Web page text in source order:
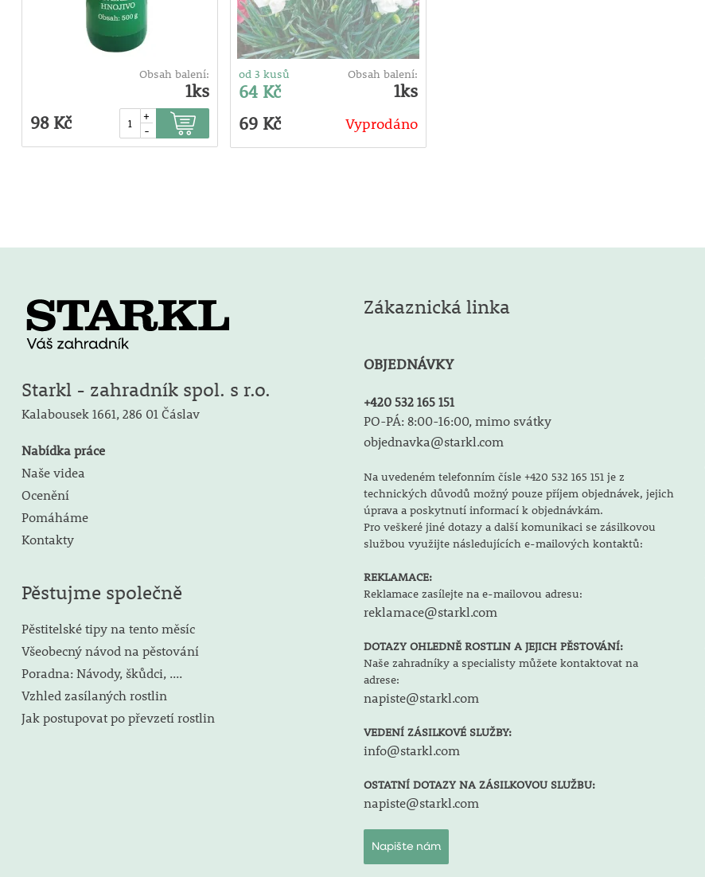
Obsah balení:
1ks
98 Kč
+
-
od 3 kusů
64 Kč
Obsah balení:
1ks
69 Kč
Vyprodáno
Starkl - zahradník spol. s r.o.
Kalabousek 1661, 286 01 Čáslav
Nabídka práce
Naše videa
Ocenění
Pomáháme
Kontakty
Pěstujme společně
Pěstitelské tipy na tento měsíc
Všeobecný návod na pěstování
Poradna: Návody, škůdci, ....
Vzhled zasílaných rostlin
Jak postupovat po převzetí rostlin
Zákaznická linka
OBJEDNÁVKY
+420 532 165 151
PO-PÁ: 8:00-16:00, mimo svátky
objednavka@starkl.com
Na uvedeném telefonním čísle +420 532 165 151 je z
technických důvodů možný pouze příjem objednávek, jejich
úprava a poskytnutí informací k objednávkám.
Pro veškeré jiné dotazy a další komunikaci se zásilkovou
službou využijte následujících e-mailových kontaktů:
REKLAMACE:
Reklamace zasílejte na e-mailovou adresu:
reklamace@starkl.com
DOTAZY OHLEDNĚ ROSTLIN A JEJICH PĚSTOVÁNÍ:
Naše zahradníky a specialisty můžete kontaktovat na
adrese:
napiste@starkl.com
VEDENÍ ZÁSILKOVÉ SLUŽBY:
info@starkl.com
OSTATNÍ DOTAZY NA ZÁSILKOVOU SLUŽBU:
napiste@starkl.com
Napište nám